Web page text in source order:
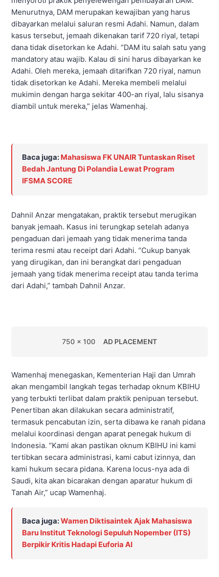
Menurutnya, DAM merupakan kewajiban yang harus
dibayarkan melalui saluran resmi Adahi. Namun, dalam
kasus tersebut, jemaah dikenakan tarif 720 riyal, tetapi
dana tidak disetorkan ke Adahi. “DAM itu salah satu yang
mandatory atau wajib. Kalau di sini harus dibayarkan ke
Adahi. Oleh mereka, jemaah ditarifkan 720 riyal, namun
tidak disetorkan ke Adahi. Mereka membeli melalui
mukimin dengan harga sekitar 400-an riyal, lalu sisanya
diambil untuk mereka,” jelas Wamenhaj.
Baca juga: Mahasiswa FK UNAIR Tuntaskan Riset
Bedah Jantung Di Polandia Lewat Program
IFSMA SCORE
Dahnil Anzar mengatakan, praktik tersebut merugikan
banyak jemaah. Kasus ini terungkap setelah adanya
pengaduan dari jemaah yang tidak menerima tanda
terima resmi atau receipt dari Adahi. “Cukup banyak
yang dirugikan, dan ini berangkat dari pengaduan
jemaah yang tidak menerima receipt atau tanda terima
dari Adahi,” tambah Dahnil Anzar.
750 x 100 AD PLACEMENT
Wamenhaj menegaskan, Kementerian Haji dan Umrah
akan mengambil langkah tegas terhadap oknum KBIHU
yang terbukti terlibat dalam praktik penipuan tersebut.
Penertiban akan dilakukan secara administratif,
termasuk pencabutan izin, serta dibawa ke ranah pidana
melalui koordinasi dengan aparat penegak hukum di
Indonesia. “Kami akan pastikan oknum KBIHU ini kami
tertibkan secara administrasi, kami cabut izinnya, dan
kami hukum secara pidana. Karena locus-nya ada di
Saudi, kita akan bicarakan dengan aparatur hukum di
Tanah Air,” ucap Wamenhaj.
Baca juga:Wamen Diktisaintek Ajak Mahasiswa
Baru Institut Teknologi Sepuluh Nopember (ITS)
Berpikir Kritis Hadapi Euforia AI